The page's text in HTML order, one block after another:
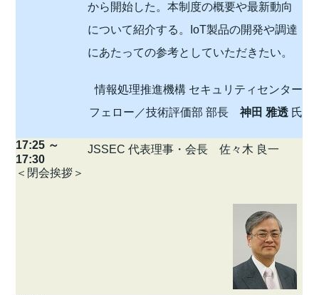
から開始した。本制度の概要や最新動向
について紹介する。IoT製品の開発や調達
にあたっての参考としていただきたい。
情報処理推進機構 セキュリティセンター
フェロー／技術評価部 部長神田 雅透 氏
17:25 ～
17:30
＜閉会挨拶＞
JSSEC 代表理事・会長 佐々木 良一